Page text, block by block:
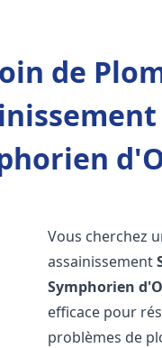
de
Vous cherchez
assainissement
Symphorien
efficace pour
problèmes de